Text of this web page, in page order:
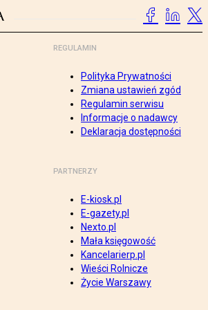
REGULAMIN
Polityka Prywatności
Zmiana ustawień zgód
Regulamin serwisu
Informacje o nadawcy
Deklaracja dostępności
PARTNERZY
E-kiosk.pl
E-gazety.pl
Nexto.pl
Mała księgowość
Kancelarierp.pl
Wieści Rolnicze
Życie Warszawy